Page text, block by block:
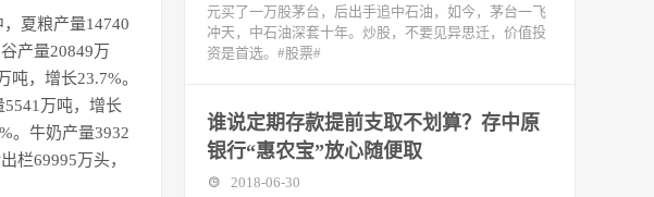
夏粮产量14740
产量20849万
，增长23.7%。
万吨，增长
。牛奶产量3932
栏69995万头，
元买了一万股茅台，后出手追中石油，如今，茅台一飞
冲天，中石油深套十年。炒股，不要见异思迁，价值投
资是首选。#股票#
谁说定期存款提前支取不划算？存中原
银行“惠农宝”放心随便取
2018-06-30